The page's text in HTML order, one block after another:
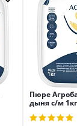
Пюре
дыня с/м 1кг